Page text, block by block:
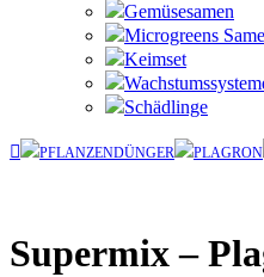
Gemüsesamen
Microgreens
Keimset
Schädlinge
PFLANZENDÜNGER PLAGRON
Supermix –